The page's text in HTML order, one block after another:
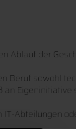
Ablauf der
Beruf sowohl
Eigeninitiative
Abteilungen